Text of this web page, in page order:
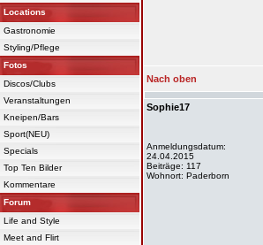
Locations
Gastronomie
Styling/Pflege
Fotos
Discos/Clubs
Veranstaltungen
Kneipen/Bars
Sport(NEU)
Specials
Top Ten Bilder
Kommentare
Forum
Life and Style
Meet and Flirt
Nach oben
Sophie17
Anmeldungsdatum:
24.04.2015
Beiträge: 117
Wohnort: Paderborn